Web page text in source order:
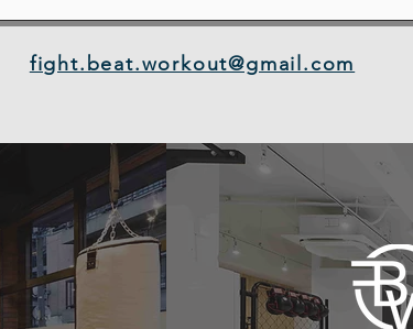
fight.beat.workout@gmail.com